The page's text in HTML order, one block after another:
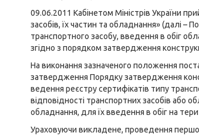
09.06.2011 Кабінетом Міністрів України
засобів, їх частин та обладнання» (далі –
транспортного засобу, введення в обіг
згідно з порядком затвердження
На виконання зазначеного положення
затвердження Порядку затвердження
ведення реєстру сертифікатів типу
відповідності транспортних засобів або
обладнання, для їх введення в обіг на
Ураховуючи викладене, проведення